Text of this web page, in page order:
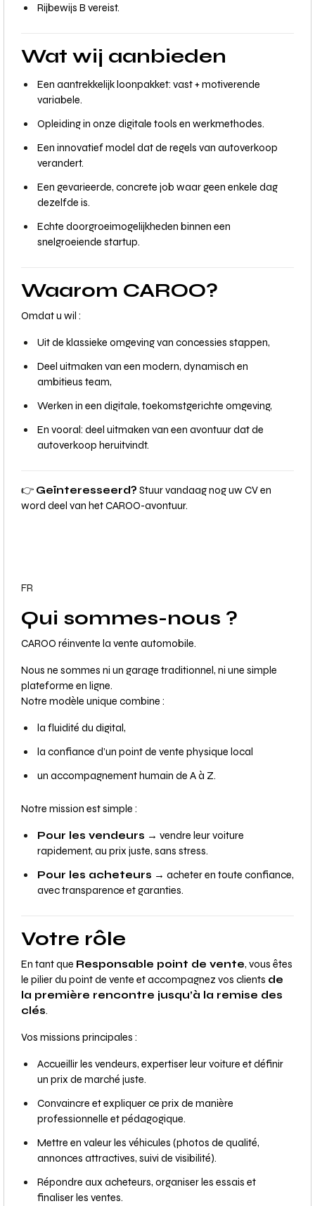
Rijbewijs B vereist.
Wat wij aanbieden
Een aantrekkelijk loonpakket: vast + motiverende
variabele.
Opleiding in onze digitale tools en werkmethodes.
Een innovatief model dat de regels van autoverkoop
verandert.
Een gevarieerde, concrete job waar geen enkele dag
dezelfde is.
Echte doorgroeimogelijkheden binnen een
snelgroeiende startup.
Waarom CAROO?
Omdat u wil :
Uit de klassieke omgeving van concessies stappen,
Deel uitmaken van een modern, dynamisch en
ambitieus team,
Werken in een digitale, toekomstgerichte omgeving,
En vooral: deel uitmaken van een avontuur dat de
autoverkoop heruitvindt.
👉 Geïnteresseerd? Stuur vandaag nog uw CV en
word deel van het CAROO-avontuur.
FR
Qui sommes-nous ?
CAROO réinvente la vente automobile.
Nous ne sommes ni un garage traditionnel, ni une simple
plateforme en ligne.
Notre modèle unique combine :
la fluidité du digital,
la confiance d’un point de vente physique local
un accompagnement humain de A à Z.
Notre mission est simple :
Pour les vendeurs → vendre leur voiture
rapidement, au prix juste, sans stress.
Pour les acheteurs → acheter en toute confiance,
avec transparence et garanties.
Votre rôle
En tant que Responsable point de vente, vous êtes
le pilier du point de vente et accompagnez vos clients de
la première rencontre jusqu’à la remise des
clés.
Vos missions principales :
Accueillir les vendeurs, expertiser leur voiture et définir
un prix de marché juste.
Convaincre et expliquer ce prix de manière
professionnelle et pédagogique.
Mettre en valeur les véhicules (photos de qualité,
annonces attractives, suivi de visibilité).
Répondre aux acheteurs, organiser les essais et
finaliser les ventes.